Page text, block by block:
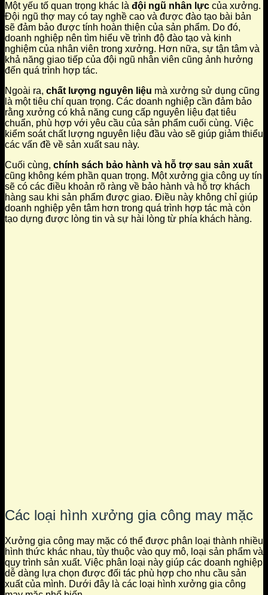
Một yếu tố quan trọng khác là đội ngũ nhân lực của xưởng.
Đội ngũ thợ may có tay nghề cao và được đào tạo bài bản
sẽ đảm bảo được tính hoàn thiện của sản phẩm. Do đó,
doanh nghiệp nên tìm hiểu về trình độ đào tạo và kinh
nghiệm của nhân viên trong xưởng. Hơn nữa, sự tận tâm và
khả năng giao tiếp của đội ngũ nhân viên cũng ảnh hưởng
đến quá trình hợp tác.
Ngoài ra, chất lượng nguyên liệu mà xưởng sử dụng cũng
là một tiêu chí quan trọng. Các doanh nghiệp cần đảm bảo
rằng xưởng có khả năng cung cấp nguyên liệu đạt tiêu
chuẩn, phù hợp với yêu cầu của sản phẩm cuối cùng. Việc
kiểm soát chất lượng nguyên liệu đầu vào sẽ giúp giảm thiểu
các vấn đề về sản xuất sau này.
Cuối cùng, chính sách bảo hành và hỗ trợ sau sản xuất
cũng không kém phần quan trọng. Một xưởng gia công uy tín
sẽ có các điều khoản rõ ràng về bảo hành và hỗ trợ khách
hàng sau khi sản phẩm được giao. Điều này không chỉ giúp
doanh nghiệp yên tâm hơn trong quá trình hợp tác mà còn
tạo dựng được lòng tin và sự hài lòng từ phía khách hàng.
Các loại hình xưởng gia công may mặc
Xưởng gia công may mặc có thể được phân loại thành nhiều
hình thức khác nhau, tùy thuộc vào quy mô, loại sản phẩm và
quy trình sản xuất. Việc phân loại này giúp các doanh nghiệp
dễ dàng lựa chọn được đối tác phù hợp cho nhu cầu sản
xuất của mình. Dưới đây là các loại hình xưởng gia công